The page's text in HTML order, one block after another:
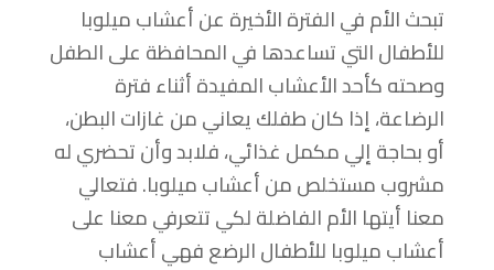
تبحث الأم في الفترة الأخيرة عن أعشاب ميلوبا
للأطفال التي تساعدها في المحافظة على الطفل
وصحته كأحد الأعشاب المفيدة أثناء فترة
الرضاعة، إذا كان طفلك يعاني من غازات البطن،
أو بحاجة إلي مكمل غذائي، فلابد وأن تحضري له
مشروب مستخلص من أعشاب ميلوبا. فتعالي
معنا أيتها الأم الفاضلة لكي تتعرفي معنا على
أعشاب ميلوبا للأطفال الرضع فهي أعشاب